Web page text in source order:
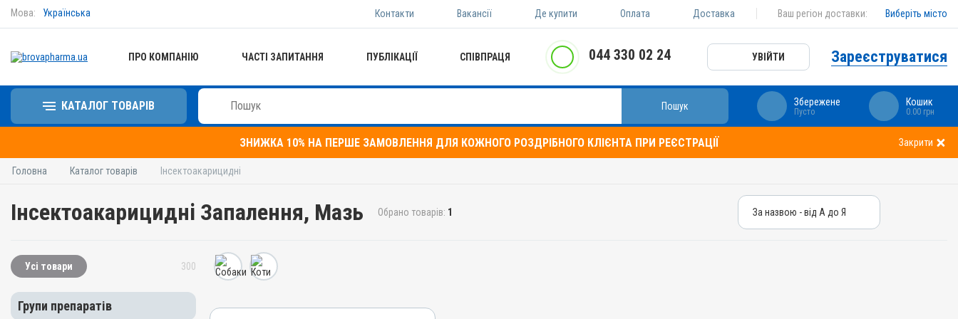
Мова: Українська Контакти Вакансії Де купити Оплата Доставка Ваш регіон доставки: Виберіть місто
ПРО КОМПАНІЮ ЧАСТІ ЗАПИТАННЯ ПУБЛІКАЦІЇ СПІВПРАЦЯ 044 330 02 24 УВІЙТИ Зареєструватися
КАТАЛОГ ТОВАРІВ Пошук Збережене
Пусто
Кошик
0.00 грн
ЗНИЖКА 10% НА ПЕРШЕ ЗАМОВЛЕННЯ ДЛЯ КОЖНОГО РОЗДРІБНОГО КЛІЄНТА ПРИ РЕЄСТРАЦІЇ Закрити
Головна Каталог товарів Інсектоакарицидні
Інсектоакарицидні Запалення, Мазь Обрано товарів: 1 За назвою - від А до Я
Усі товари 300
Групи препаратів